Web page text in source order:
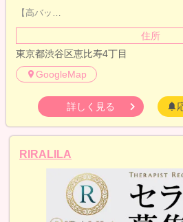
【高バッ…
住所
東京都渋谷区恵比寿4丁目
GoogleMap
詳しく見る
RIRALILA